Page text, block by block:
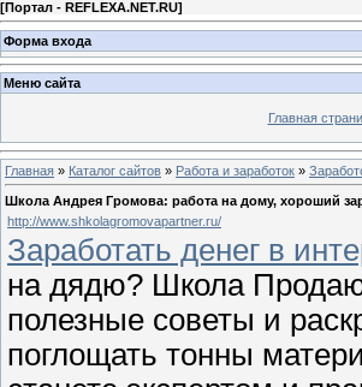
[Портал - REFLEXA.NET.RU]
Форма входа
Меню сайта
Главная
Главная » Каталог сайтов » Работа и заработок »
Школа Андрея Громова: работа на дому, хороший
http://www.shkolagromovapartner.ru/
Заработать денег в
на дядю? Школа
полезные советы и
поглощать тонны